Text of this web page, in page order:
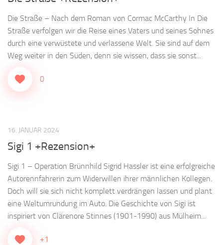
Die Straße – Nach dem Roman von Cormac McCarthy In Die
Straße verfolgen wir die Reise eines Vaters und seines Sohnes
durch eine verwüstete und verlassene Welt. Sie sind auf dem
Weg weiter in den Süden, denn sie wissen, dass sie sonst...
0
16. JANUAR 2024
Sigi 1 +Rezension+
Sigi 1 – Operation Brünnhild Sigrid Hassler ist eine erfolgreiche
Autorennfahrerin zum Widerwillen ihrer männlichen Kollegen.
Doch will sie sich nicht komplett verdrängen lassen und plant
eine Weltumrundung im Auto. Die Geschichte von Sigi ist
inspiriert von Clärenore Stinnes (1901-1990) aus Mülheim...
+1